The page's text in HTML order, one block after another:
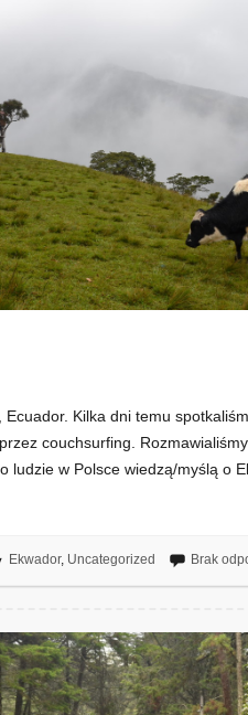
Kilka dni temu
couchsurfing.
ludzie w Polsce wiedzą/myślą o
Ekwador, Uncategorized Brak